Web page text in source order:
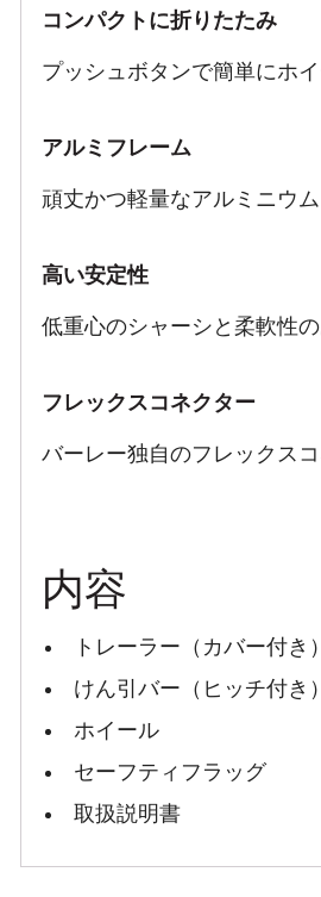
コンパクトに折りたたみ
プッシュボタンで簡単にホ
アルミフレーム
頑丈かつ軽量なアルミニウ
高い安定性
低重心のシャーシと柔軟性
フレックスコネクター
バーレー独自のフレックス
内容
トレーラー（カバー付き）
けん引バー（ヒッチ付き）
ホイール
セーフティフラッグ
取扱説明書